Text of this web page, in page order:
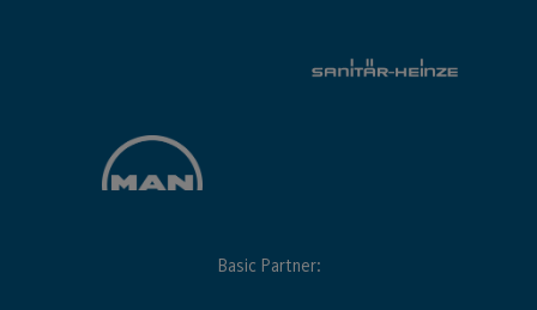
Basic Partner: